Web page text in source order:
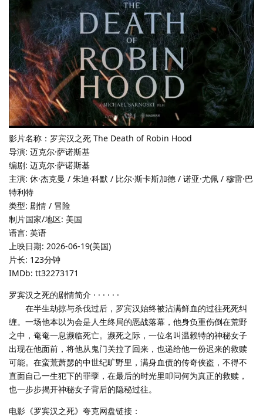
影片名称：罗宾汉之死 The Death of Robin Hood
导演: 迈克尔·萨诺斯基
编剧: 迈克尔·萨诺斯基
主演: 休·杰克曼 / 朱迪·科默 / 比尔·斯卡斯加德 / 诺亚·尤佩 / 穆雷·巴
特利特
类型: 剧情 / 冒险
制片国家/地区: 美国
语言: 英语
上映日期: 2026-06-19(美国)
片长: 123分钟
IMDb: tt32273171
罗宾汉之死的剧情简介 · · · · · ·
在半生劫掠与杀伐过后，罗宾汉始终被沾满鲜血的过往死死纠
缠。一场他本以为会是人生终局的恶战落幕，他身负重伤倒在荒野
之中，奄奄一息濒临死亡。濒死之际，一位名叫温赖特的神秘女子
出现在他面前，将他从鬼门关拉了回来，也递给他一份迟来的救赎
可能。在蛮荒萧瑟的中世纪旷野里，满身血债的传奇侠盗，不得不
直面自己一生犯下的罪孽，在最后的时光里叩问何为真正的救赎，
也一步步揭开神秘女子背后的隐秘过往。
电影《罗宾汉之死》夸克网盘链接：